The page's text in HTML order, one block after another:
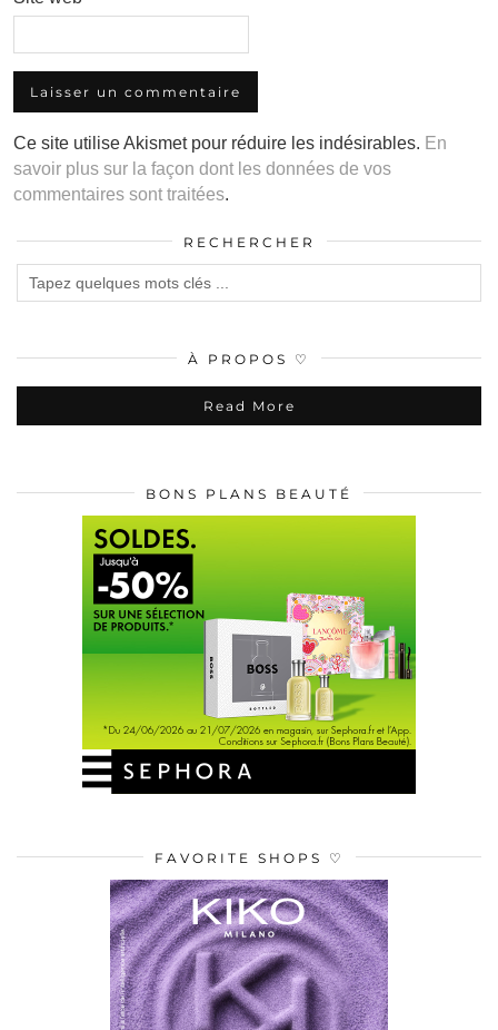
Ce site utilise Akismet pour réduire les indésirables. En
savoir plus sur la façon dont les données de vos
commentaires sont traitées.
RECHERCHER
À PROPOS ♡
Read More
BONS PLANS BEAUTÉ
FAVORITE SHOPS ♡